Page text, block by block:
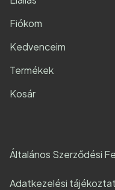
Fiókom
Kedvenceim
Termékek
Kosár
Általános Szerződési
Adatkezelési